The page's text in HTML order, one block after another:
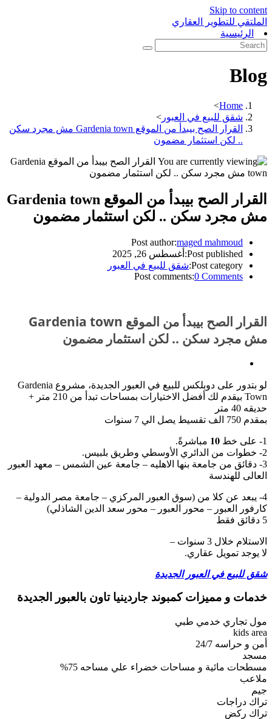
Skip to content
الملتقي للتطوير العقاري
الرئيسية
Blog
Home
>
شقق للبيع في العبور >
القرار الصح بيبدأ من الموقع Gardenia town مش مجرد سكن
.. لكن استثمار مضمون
القرار الصح بيبدأ من الموقع Gardenia town
مش مجرد سكن .. لكن استثمار مضمون
Post author:maged mahmoud
Post published: أغسطس 26, 2025
Post category: شقق للبيع في العبور
Post comments:0 Comments
القرار الصح بيبدأ من الموقع Gardenia town
مش مجرد سكن .. لكن استثمار مضمون
لو بتدور على دوبلكس للبيع في العبور الجديدة، مشروع Gardenia
Town بيقدم لك أفضل الاختيارات بمساحات تبدأ من 210 متر +
حديقه 40 متر
بمقدم 750 الف تقسيط يصل الي 7 سنوات
1- على خط 𝟏𝟎 مباشرةً.
2- خطوات من الدائري الأوسطي وطريق بلبيس.
3- دقائق من جامعة بنها الاهليه – جامعة عين الشمس – معهد العبور
العالى للهندسة
4- يبعد عن كلا من (سوق العبور المركزي – جامعة مصر الدولیة –
كارفور العبور – محور العبور – محور سعد الدین الشاذلي)
5 دقائق فقط
الاستلام خلال 3 سنوات –
لا يوجد تمويل عقاري.
شقق للبيع في العبور الجديدة
خدمات و مميزات كمبوند جاردينيا تاون بالعبور الجديدة
مول تجاري خدمي طبي
kids area
أمن و حراسه 24/7
مسجد
مسطحات مائية و مساحات خضراء علي مساحه 75%
ملاعب
جيم
تراك دراجات
تراك ركض